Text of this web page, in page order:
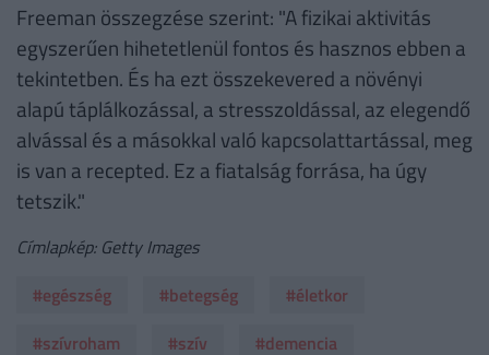
Freeman összegzése szerint: "A fizikai aktivitás
egyszerűen hihetetlenül fontos és hasznos ebben a
tekintetben. És ha ezt összekevered a növényi
alapú táplálkozással, a stresszoldással, az elegendő
alvással és a másokkal való kapcsolattartással, meg
is van a recepted. Ez a fiatalság forrása, ha úgy
tetszik."
Címlapkép: Getty Images
#egészség
#betegség
#életkor
#szívroham
#szív #demencia